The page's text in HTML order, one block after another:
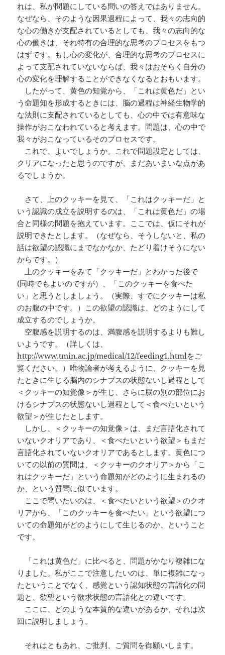
れは、私が問題にしている問いの答えではありません。
なぜなら、そのような因果過程によって、我々の志向的
な心の働きが支配されているとしても、我々の志向的な
心の働きは、それ特有の合理的な思考のプロセスをもつ
はずです。もし心の変化が、合理的な思考のプロセスに
よって支配されていないならば、我々はおそらく自分の
心の変化を理解することができなくなるとおもいます。
したがって、黄色の知覚から、「これは黄色だ」とい
う命題知を形成するときには、脳の過程は神経生物学的
な法則に支配されているとしても、心の中では有意味な
操作がおこなわれていると考えます。問題は、心の中で
我々がおこなっているそのプロセスです。
これで、よいでしょうか。これで問題設定としては、
クリアになったと思うのですが、まだあいまいな点があ
るでしょうか。
さて、上のクッキーを見て、「これはクッキーだ」と
いう認識の成立を説明するのは、「これは黄色だ」の場
合と同様の問題を抱えています。ここでは、仮にそれが
説明できたとします。（なぜなら、そうしないと、私の
話は欲望の認識にまでなかなか、たどり着けそうにない
からです。）
上のクッキーをみて「クッキーだ」とわかった後で
(同時でもよいのですが）、「このクッキーを食べた
い」と思うとしましょう。（実際、すでにクッキーは私
のお腹の中です。）この欲望の認識は、どのようにして
成立するのでしょうか。
空腹感を説明するのは、満腹感を説明するよりも難し
いようです。（詳しくは、
http://www.tmin.ac.jp/medical/12/feeding1.htmlをご
覧ください。）唯物論者が考えるように、クッキーを見
たときに生じる脳内のシナプスの状態ないし過程として
＜クッキーの知覚像＞が生じ、さらに脳の別の部位にお
けるシナプスの状態ないし過程として＜食べたいという
欲望＞が生じたとします。
しかし、＜クッキーの知覚像＞は、まだ言語化されて
いないクオリアであり、＜食べたいという欲望＞もまだ
言語化されていないクオリアであるとします。黄色につ
いての以前の質問は、＜クッキーのクオリア＞から「こ
れはクッキーだ」という命題知がどのように生まれるの
か、という質問に似ています。
ここで問いたいのは、＜食べたいという欲望＞のクオ
リアから、「このクッキーを食べたい」という欲望につ
いての命題知がどのようにして生じるのか、ということ
です。
「これは黄色だ」に比べると、問題がかなり複雑にな
りました。私がここで注意したいのは、単に複雑になっ
たということでなく、感覚という認知状態の言語化の問
題と、欲望という欲求状態の言語化との違いです。
ここに、どのような本質的な違いがあるか、それは次
回に説明しましょう。
それはともあれ、ご批判、ご質問を御願いします。